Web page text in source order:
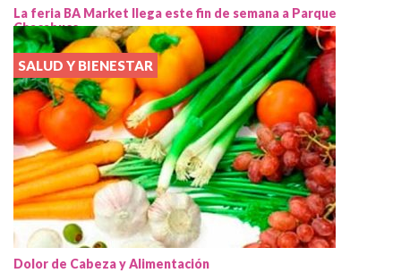
La feria BA Market llega este fin de semana a Parque
Chacabuco
SALUD Y BIENESTAR
Dolor de Cabeza y Alimentación